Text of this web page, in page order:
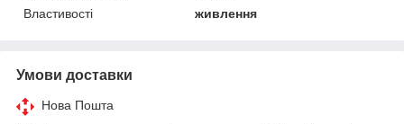
Властивості
живлення
Умови доставки
Нова Пошта